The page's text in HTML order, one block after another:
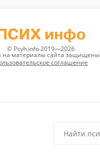
инфо
© Psyh.info 2019—2026
на материалы сайта защищены
соглашение